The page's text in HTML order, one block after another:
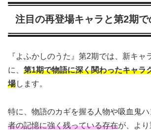
注目の再登場キャラと第2期で
『よふかしのうた』第2期では、新キャ
に、 第1期で物語に深く関わったキャラ
場します。
特に、物語のカギを握る人物や吸血鬼ハ
者の記憶に強く残っている存在が、よ